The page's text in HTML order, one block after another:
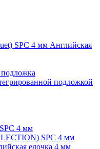
SPC 4 мм Английская
подложкой
4 мм
SPC 4 мм
елочка 4 мм